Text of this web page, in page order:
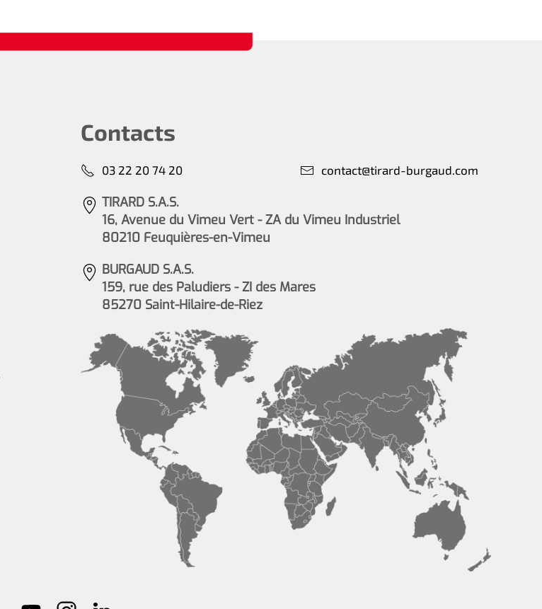
Contacts
03 22 20 74 20 contact@tirard-burgaud.com
TIRARD S.A.S.
16, Avenue du Vimeu Vert - ZA du Vimeu Industriel
80210 Feuquières-en-Vimeu
BURGAUD S.A.S.
159, rue des Paludiers - ZI des Mares
85270 Saint-Hilaire-de-Riez